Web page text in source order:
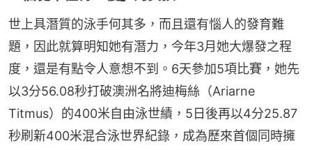
世上具潛質的泳手何其多，而且還有惱人的發育難
題，因此就算明知她有潛力，今年3月她大爆發之程
度，還是有點令人意想不到。6天參加5項比賽，她先
以3分56.08秒打破澳洲名將迪梅絲（Ariarne
Titmus）的400米自由泳世績，5日後再以4分25.87
秒刷新400米混合泳世界紀錄，成為歷來首個同時擁